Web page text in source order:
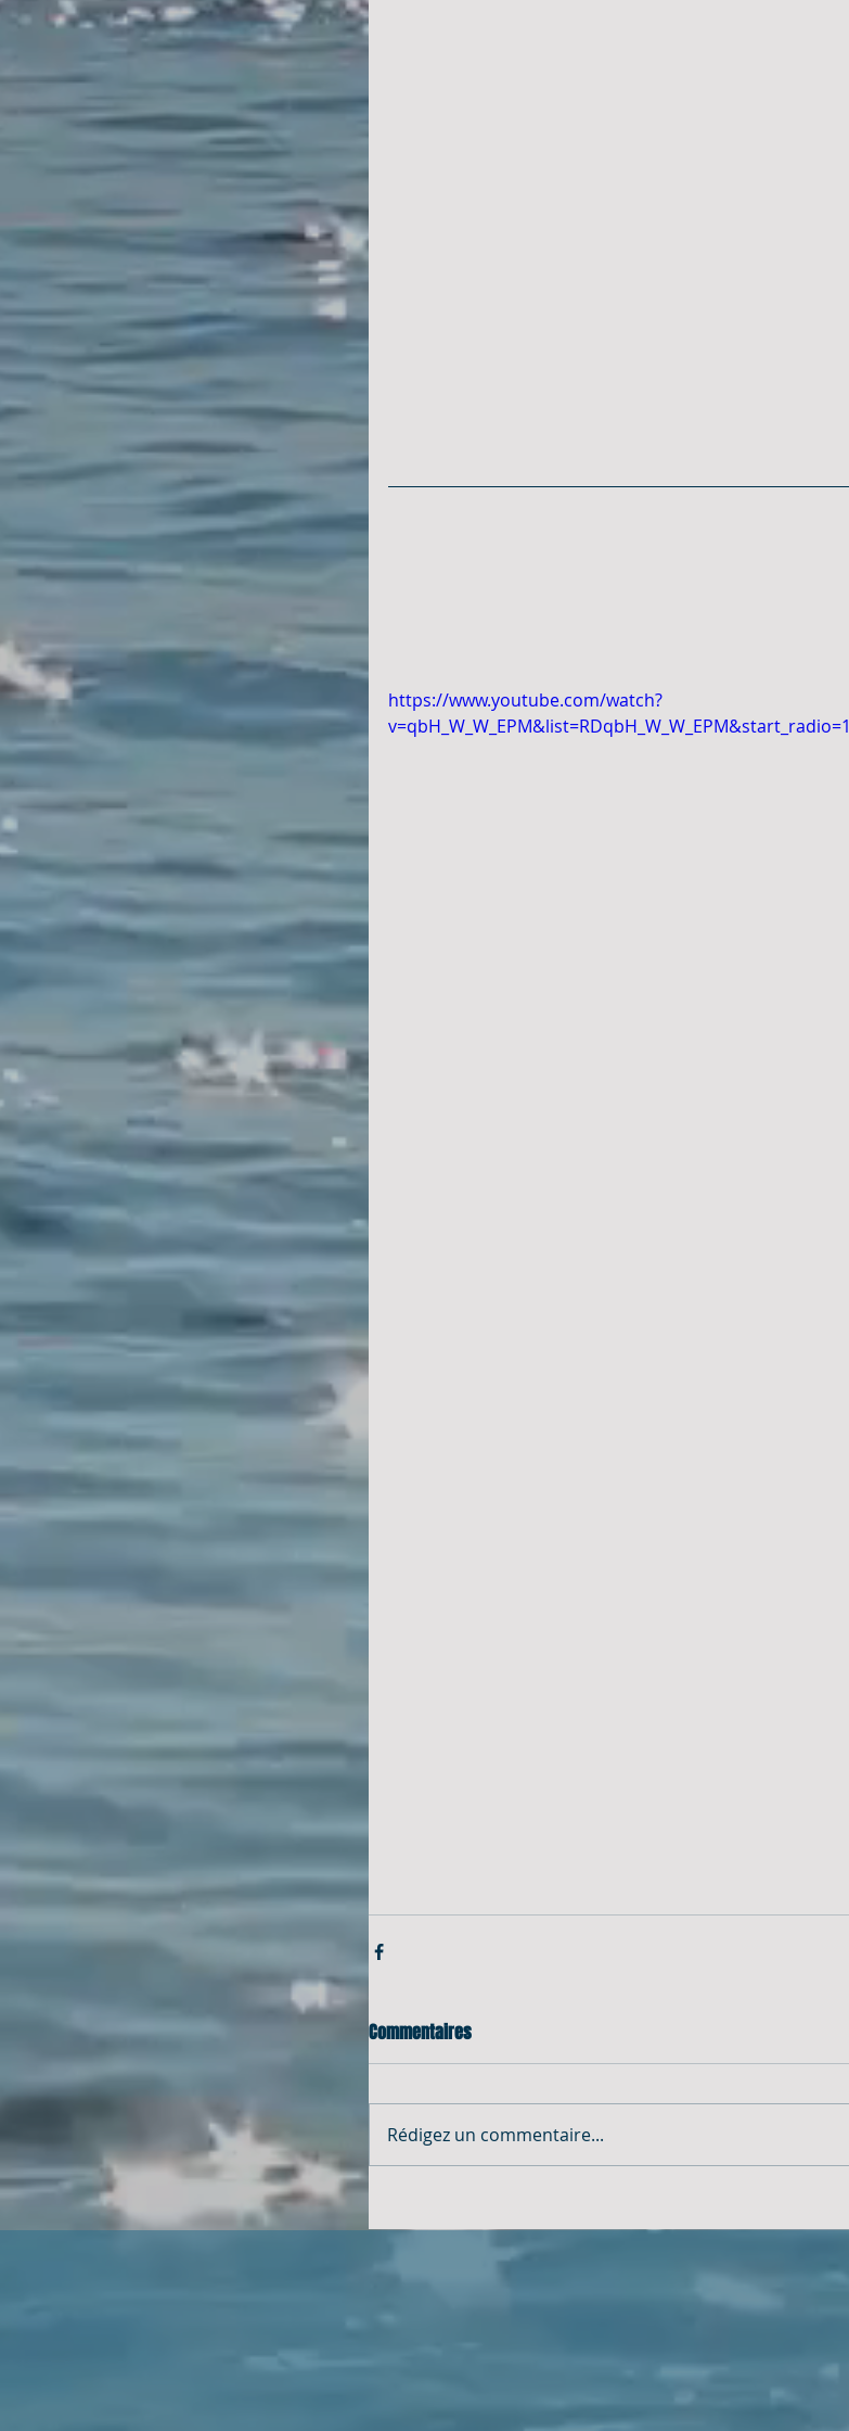
https://www.youtube.com/watch?
v=qbH_W_W_EPM&list=RDqbH_W_W_EPM&start_radio=1
Commentaires
Rédigez un commentaire...